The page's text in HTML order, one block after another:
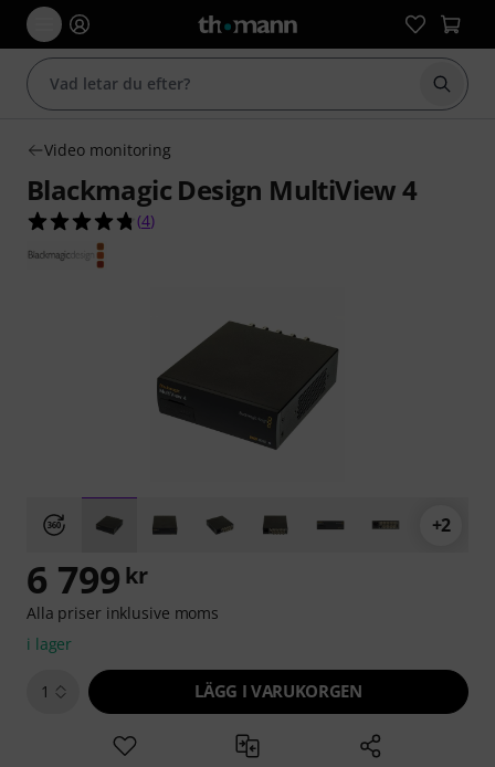
Börja
Video monitoring
Blackmagic Design MultiView 4
4.8 av 5 stjärnor från 4 kundbetyg
(4)
+2
6 799 kr
Alla priser inklusive moms
i lager
1 LÄGG I VARUKORGEN